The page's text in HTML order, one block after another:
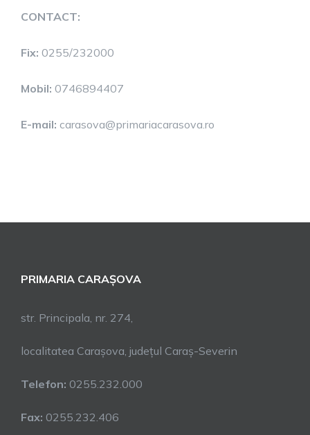
CONTACT:
Fix: 0255/232000
Mobil: 0746894407
E-mail: carasova@primariacarasova.ro
PRIMARIA CARAȘOVA
str. Principala, nr. 274,
localitatea Carașova, județul Caraș-Severin
Telefon: 0255.232.000
Fax: 0255.232.406